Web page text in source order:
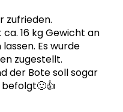
zufrieden.
16 kg Gewicht an
Es wurde
zugestellt.
der Bote soll sogar